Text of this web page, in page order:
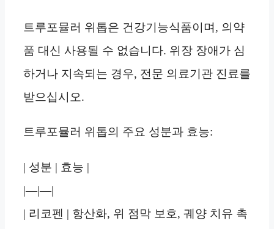
트루포뮬러 위톱은 건강기능식품이며, 의약
품 대신 사용될 수 없습니다. 위장 장애가 심
하거나 지속되는 경우, 전문 의료기관 진료를
받으십시오.
트루포뮬러 위톱의 주요 성분과 효능:
| 성분 | 효능 |
|—|—|
| 리코펜 | 항산화, 위 점막 보호, 궤양 치유 촉